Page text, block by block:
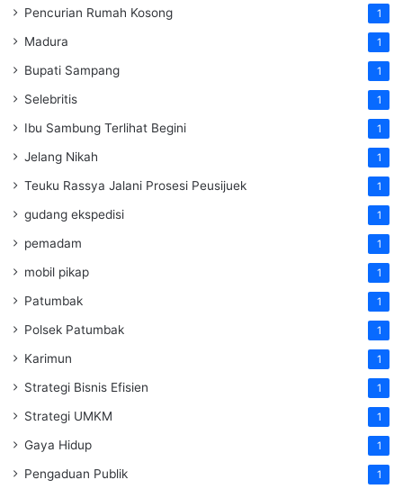
Pencurian Rumah Kosong 1
Madura 1
Bupati Sampang 1
Selebritis 1
Ibu Sambung Terlihat Begini 1
Jelang Nikah 1
Teuku Rassya Jalani Prosesi Peusijuek 1
gudang ekspedisi 1
pemadam 1
mobil pikap 1
Patumbak 1
Polsek Patumbak 1
Karimun 1
Strategi Bisnis Efisien 1
Strategi UMKM 1
Gaya Hidup 1
Pengaduan Publik 1